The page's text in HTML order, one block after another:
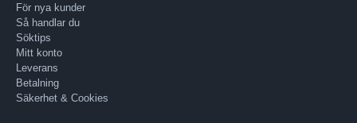
För nya kunder
Så handlar du
Söktips
Mitt konto
Leverans
Betalning
Säkerhet & Cookies